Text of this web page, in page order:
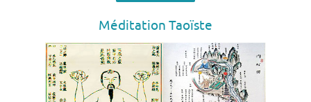
Méditation Taoïste